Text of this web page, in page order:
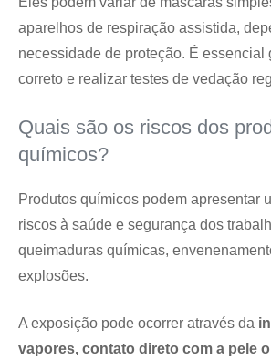
aparelhos de respiração assistida,
necessidade de proteção. É essencial
correto e realizar testes de vedação
Quais são os riscos dos
químicos?
Produtos químicos podem apresentar
riscos à saúde e segurança dos
queimaduras químicas,
explosões.
A exposição pode ocorrer através da
vapores, contato direto com a pele